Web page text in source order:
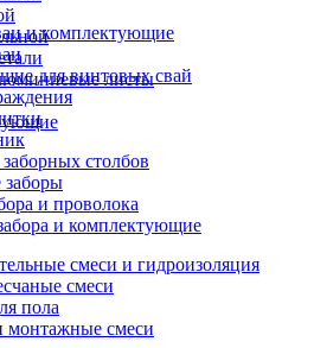
листы
и комплектующие
для винтовых свай
столбов
и проволока
и комплектующие
смеси и гидроизоляция
смеси
пола
монтажные смеси